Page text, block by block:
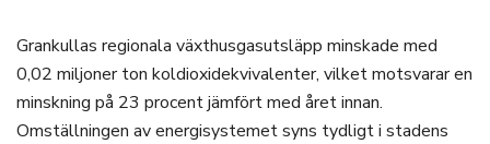
Grankullas regionala växthusgasutsläpp minskade med
0,02 miljoner ton koldioxidekvivalenter, vilket motsvarar en
minskning på 23 procent jämfört med året innan.
Omställningen av energisystemet syns tydligt i stadens